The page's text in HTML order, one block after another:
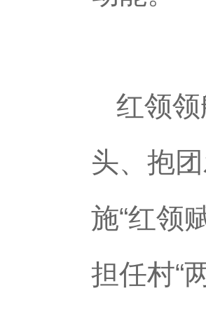
红领领
头、抱
施“红领
担任村“